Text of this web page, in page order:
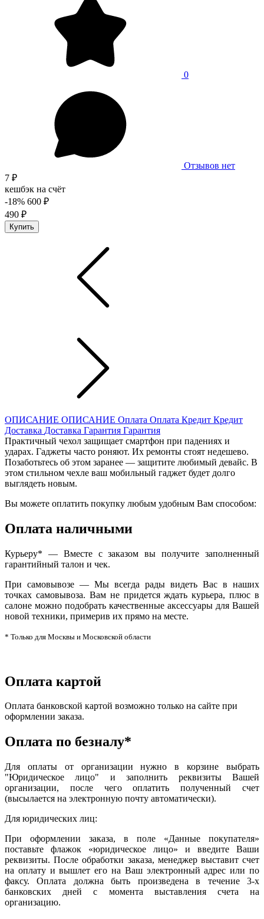
0
Отзывов нет
7 ₽
кешбэк на счёт
-18% 600 ₽
490 ₽
Купить
ОПИСАНИЕ ОПИСАНИЕ Оплата Оплата Кредит Кредит
Доставка Доставка Гарантия Гарантия
Практичный чехол защищает смартфон при падениях и
ударах. Гаджеты часто роняют. Их ремонты стоят недешево.
Позаботьтесь об этом заранее — защитите любимый девайс. В
этом стильном чехле ваш мобильный гаджет будет долго
выглядеть новым.
Вы можете оплатить покупку любым удобным Вам способом:
Оплата наличными
Курьеру* — Вместе с заказом вы получите заполненный
гарантийный талон и чек.
При самовывозе — Мы всегда рады видеть Вас в наших
точках самовывоза. Вам не придется ждать курьера, плюс в
салоне можно подобрать качественные аксессуары для Вашей
новой техники, примерив их прямо на месте.
* Только для Москвы и Московской области
Оплата картой
Оплата банковской картой возможно только на сайте при
оформлении заказа.
Оплата по безналу*
Для оплаты от организации нужно в корзине выбрать
"Юридическое лицо" и заполнить реквизиты Вашей
организации, после чего оплатить полученный счет
(высылается на электронную почту автоматически).
Для юридических лиц:
При оформлении заказа, в поле «Данные покупателя»
поставьте флажок «юридическое лицо» и введите Ваши
реквизиты. После обработки заказа, менеджер выставит счет
на оплату и вышлет его на Ваш электронный адрес или по
факсу. Оплата должна быть произведена в течение 3-х
банковских дней с момента выставления счета на
организацию.